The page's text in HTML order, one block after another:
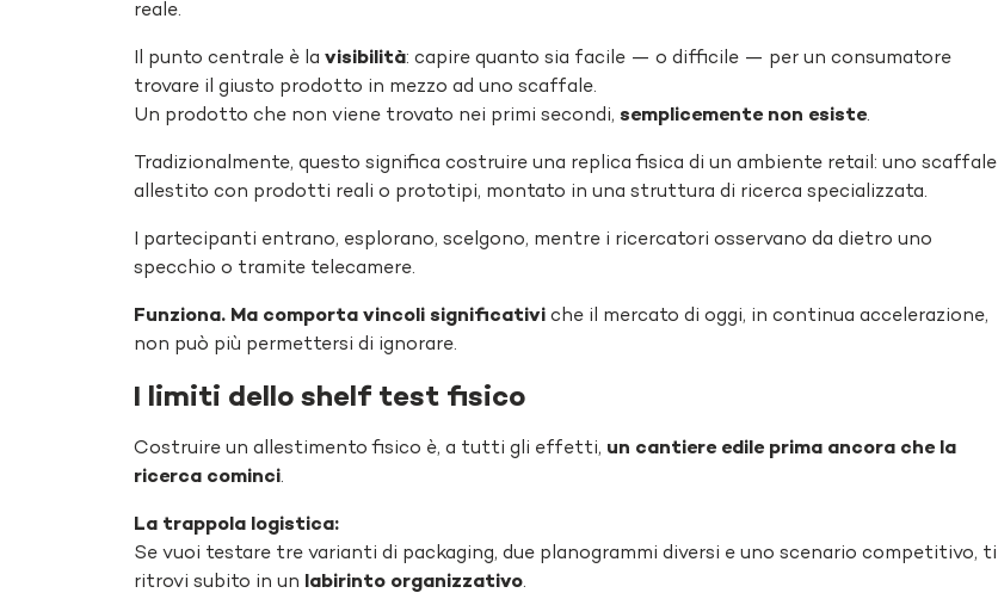
reale.
Il punto centrale è la visibilità: capire quanto sia facile — o difficile — per un consumatore
trovare il giusto prodotto in mezzo ad uno scaffale.
Un prodotto che non viene trovato nei primi secondi, semplicemente non esiste.
Tradizionalmente, questo significa costruire una replica fisica di un ambiente retail: uno scaffale
allestito con prodotti reali o prototipi, montato in una struttura di ricerca specializzata.
I partecipanti entrano, esplorano, scelgono, mentre i ricercatori osservano da dietro uno
specchio o tramite telecamere.
Funziona. Ma comporta vincoli significativi che il mercato di oggi, in continua accelerazione,
non può più permettersi di ignorare.
I limiti dello shelf test fisico
Costruire un allestimento fisico è, a tutti gli effetti, un cantiere edile prima ancora che la
ricerca cominci.
La trappola logistica:
Se vuoi testare tre varianti di packaging, due planogrammi diversi e uno scenario competitivo, ti
ritrovi subito in un labirinto organizzativo.